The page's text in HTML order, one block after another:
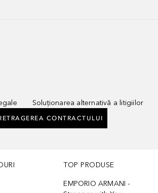
Soluționarea alternativă a litigiilor
CONTRACTULUI
TOP PRODUSE
EMPORIO ARMANI -